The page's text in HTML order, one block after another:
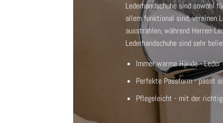
Lederhandschuhe sind sowohl
allem funktional sind, vereinen
ausstrahlen, während Herren-
Lederhandschuhe sind sehr
Immer warme Hände -
Perfekte Passform - passt
Pflegeleicht - mit der